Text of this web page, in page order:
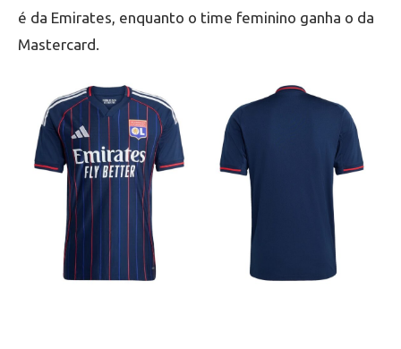
é da Emirates, enquanto o time feminino ganha o da
Mastercard.